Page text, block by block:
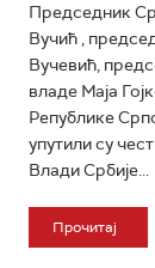
Председник
Вучић ,
Вучевић,
владе Маја
Републике
упутили су
Влади Србије...
Прочитај